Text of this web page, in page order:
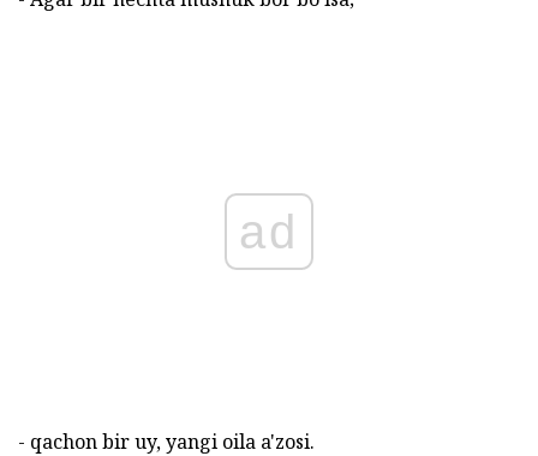
ad
- qachon bir uy, yangi oila a'zosi.